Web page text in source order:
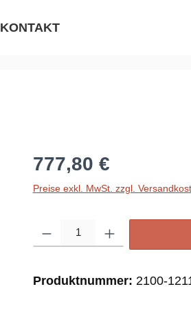
KONTAKT
Regulärer Preis:
777,80 €
Preise exkl. MwSt. zzgl.
Produktnummer: 2100-